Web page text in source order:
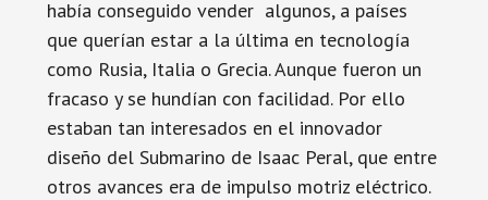
había conseguido vender algunos, a países
que querían estar a la última en tecnología
como Rusia, Italia o Grecia. Aunque fueron un
fracaso y se hundían con facilidad. Por ello
estaban tan interesados en el innovador
diseño del Submarino de Isaac Peral, que entre
otros avances era de impulso motriz eléctrico.